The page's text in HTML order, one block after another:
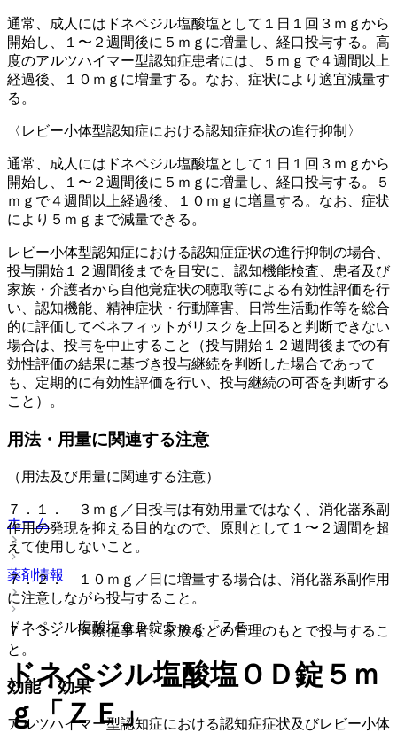
通常、成人にはドネペジル塩酸塩として１日１回３ｍｇから
開始し、１〜２週間後に５ｍｇに増量し、経口投与する。高
度のアルツハイマー型認知症患者には、５ｍｇで４週間以上
経過後、１０ｍｇに増量する。なお、症状により適宜減量す
る。
〈レビー小体型認知症における認知症症状の進行抑制〉
通常、成人にはドネペジル塩酸塩として１日１回３ｍｇから
開始し、１〜２週間後に５ｍｇに増量し、経口投与する。５
ｍｇで４週間以上経過後、１０ｍｇに増量する。なお、症状
により５ｍｇまで減量できる。
レビー小体型認知症における認知症症状の進行抑制の場合、
投与開始１２週間後までを目安に、認知機能検査、患者及び
家族・介護者から自他覚症状の聴取等による有効性評価を行
い、認知機能、精神症状・行動障害、日常生活動作等を総合
的に評価してベネフィットがリスクを上回ると判断できない
場合は、投与を中止すること（投与開始１２週間後までの有
効性評価の結果に基づき投与継続を判断した場合であって
も、定期的に有効性評価を行い、投与継続の可否を判断する
こと）。
用法・用量に関連する注意
（用法及び用量に関連する注意）
７．１． ３ｍｇ／日投与は有効用量ではなく、消化器系副
作用の発現を抑える目的なので、原則として１〜２週間を超
えて使用しないこと。
７．２． １０ｍｇ／日に増量する場合は、消化器系副作用
に注意しながら投与すること。
７．３． 医療従事者、家族などの管理のもとで投与するこ
と。
効能・効果
アルツハイマー型認知症における認知症症状及びレビー小体
ホーム
薬剤情報
ドネペジル塩酸塩ＯＤ錠５ｍｇ「ＺＥ」
ドネペジル塩酸塩ＯＤ錠５ｍ
ｇ「ＺＥ」